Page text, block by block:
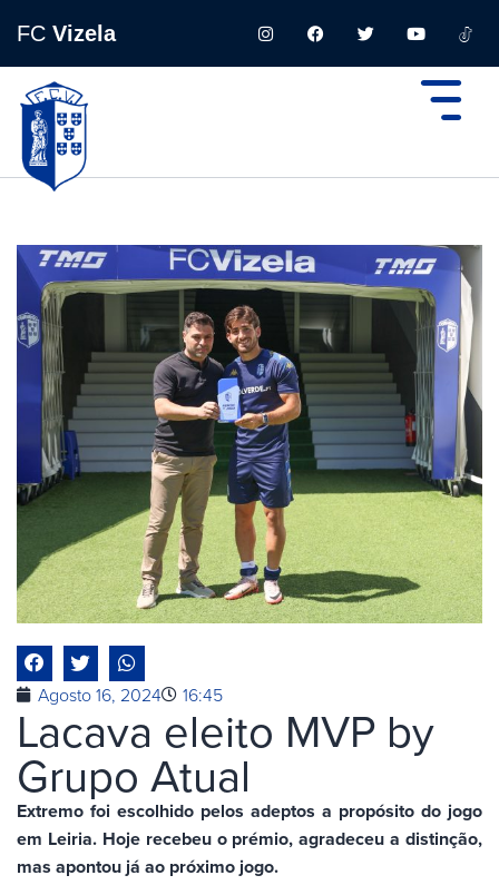
FC Vizela
Agosto 16, 2024 16:45
Lacava eleito MVP by
Grupo Atual
Extremo foi escolhido pelos adeptos a propósito do jogo
em Leiria. Hoje recebeu o prémio, agradeceu a distinção,
mas apontou já ao próximo jogo.